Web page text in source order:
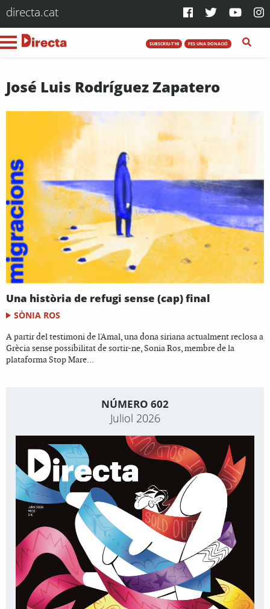
directa.cat
SUBSCRIU-T'HI FES UNA DONACIÓ
José Luis Rodríguez Zapatero
Una història de refugi sense (cap) final
SÒNIA ROS
A partir del testimoni de l'Amal, una dona siriana actualment reclosa a
Grècia sense possibilitat de sortir-ne, Sonia Ros, membre de la
plataforma Stop Mare...
NÚMERO 602
Juliol 2026